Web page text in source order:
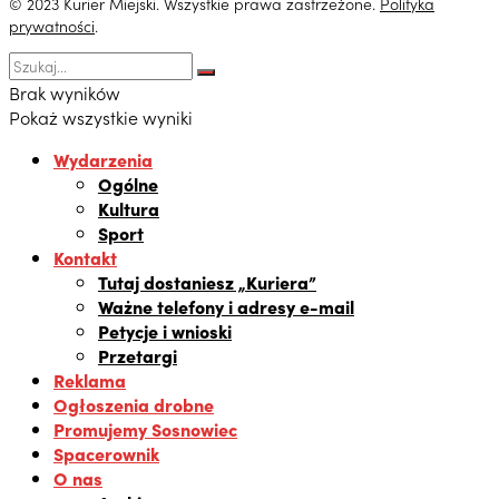
prywatności.
Brak wyników
Pokaż wszystkie wyniki
Wydarzenia
Ogólne
Kultura
Sport
Kontakt
Tutaj dostaniesz „Kuriera”
Ważne telefony i adresy e-mail
Petycje i wnioski
Przetargi
Reklama
Ogłoszenia drobne
Promujemy Sosnowiec
Spacerownik
O nas